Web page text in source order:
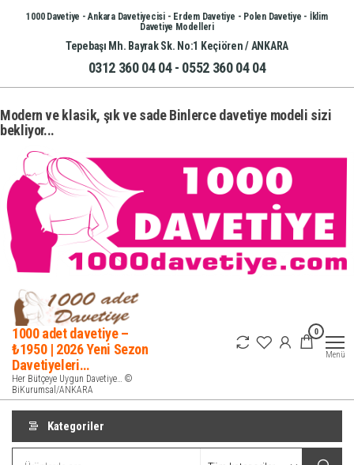
İçeriğe1000 Davetiye - Ankara Davetiyecisi - Erdem Davetiye - Polen Davetiye - İklim
Davetiye Modelleri
Tepebaşı Mh. Bayrak Sk. No:1 Keçiören / ANKARA
0312 360 04 04 - 0552 360 04 04
Modern ve klasik, şık ve sade Binlerce davetiye modeli sizi
bekliyor...
1000 adet davetiye –
₺1950 | 2026 Yeni Sezon
Davetiyeleri…
Her Bütçeye Uygun Davetiye… ©
BiKurumsal/ANKARA
0
Menü
Kategoriler